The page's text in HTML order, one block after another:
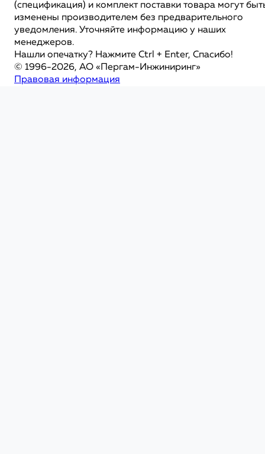
(спецификация) и комплект поставки товара могут
изменены производителем без предварительного
уведомления. Уточняйте информацию у наших
менеджеров.
Нашли опечатку? Нажмите Ctrl + Enter, Спасибо!
© 1996-2026, АО «Пергам-Инжиниринг»
Правовая информация